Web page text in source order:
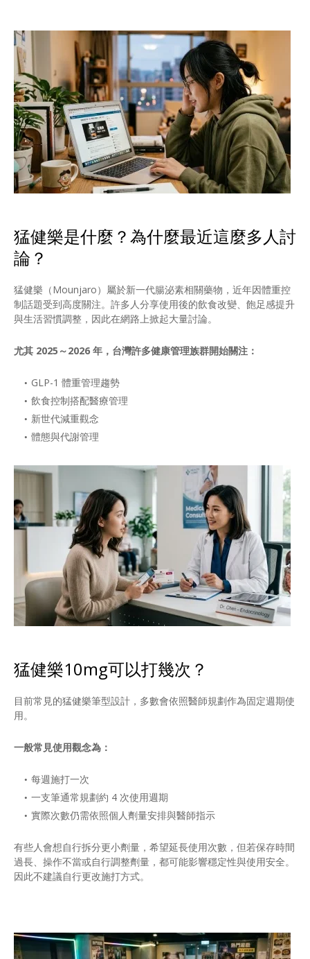
猛健樂是什麼？為什麼最近這麼多人討
論？
猛健樂（Mounjaro）屬於新一代腸泌素相關藥物，近年因體重控
制話題受到高度關注。許多人分享使用後的飲食改變、飽足感提升
與生活習慣調整，因此在網路上掀起大量討論。
尤其 2025～2026 年，台灣許多健康管理族群開始關注：
GLP-1 體重管理趨勢
飲食控制搭配醫療管理
新世代減重觀念
體態與代謝管理
猛健樂10mg可以打幾次？
目前常見的猛健樂筆型設計，多數會依照醫師規劃作為固定週期使
用。
一般常見使用觀念為：
每週施打一次
一支筆通常規劃約 4 次使用週期
實際次數仍需依照個人劑量安排與醫師指示
有些人會想自行拆分更小劑量，希望延長使用次數，但若保存時間
過長、操作不當或自行調整劑量，都可能影響穩定性與使用安全。
因此不建議自行更改施打方式。